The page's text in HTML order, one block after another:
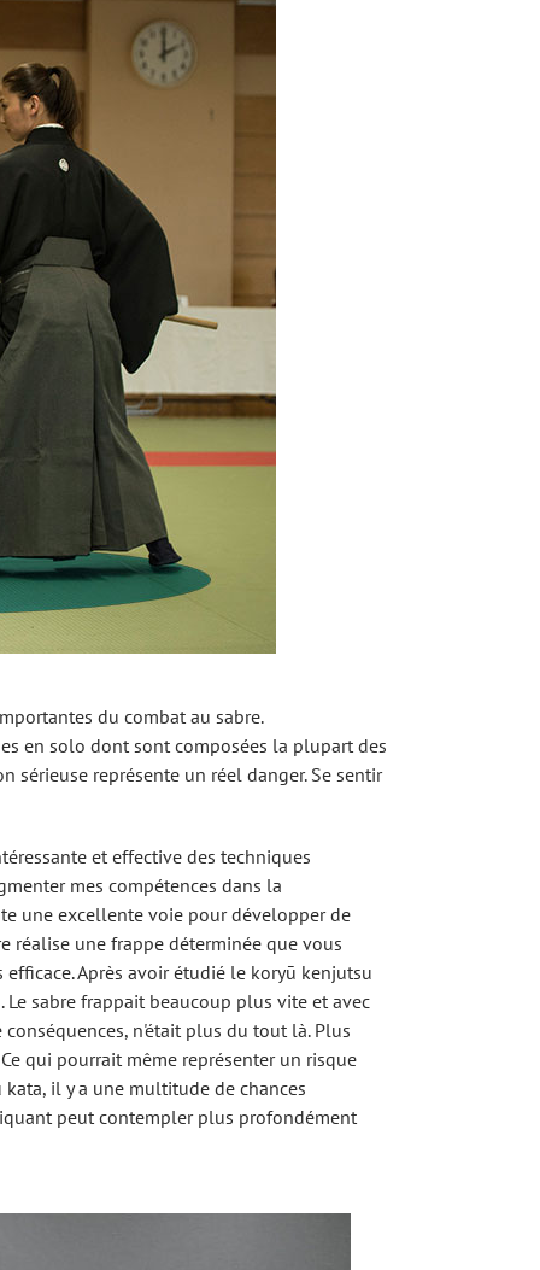
du combat au sabre.
en solo dont sont composées la plupart des
sérieuse représente un réel danger. Se sentir
et effective des techniques
mes compétences dans la
une excellente voie pour développer de
réalise une frappe déterminée que vous
Après avoir étudié le koryū kenjutsu
sabre frappait beaucoup plus vite et avec
n'était plus du tout là. Plus
qui pourrait même représenter un risque
il y a une multitude de chances
peut contempler plus profondément